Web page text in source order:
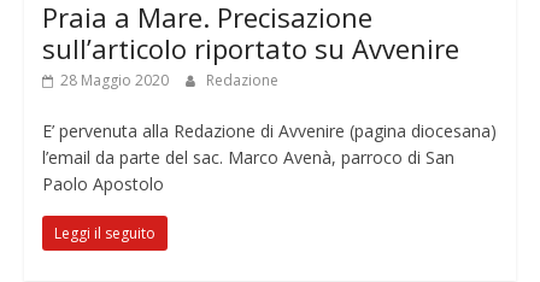
Praia a Mare. Precisazione
sull’articolo riportato su Avvenire
28 Maggio 2020 Redazione
E’ pervenuta alla Redazione di Avvenire (pagina diocesana)
l’email da parte del sac. Marco Avenà, parroco di San
Paolo Apostolo
Leggi il seguito